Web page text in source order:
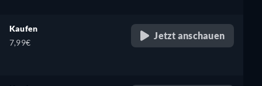
Kaufen
7,99€
Jetzt anschauen